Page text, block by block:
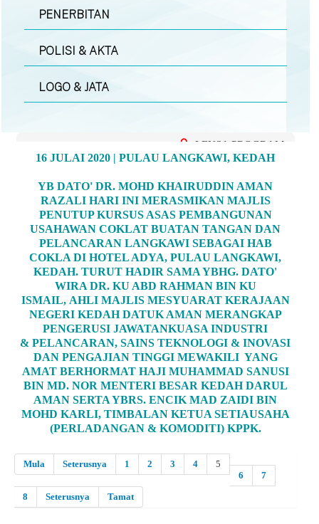
PENERBITAN
POLISI & AKTA
LOGO & JATA
LENSA PROGRAM
16 JULAI 2020 | PULAU LANGKAWI, KEDAH
YB DATO' DR. MOHD KHAIRUDDIN AMAN
RAZALI HARI INI MERASMIKAN MAJLIS
PENUTUP KURSUS ASAS PEMBANGUNAN
USAHAWAN COKLAT BUATAN TANGAN DAN
PELANCARAN LANGKAWI SEBAGAI HAB
COKLA DI HOTEL ADYA, PULAU LANGKAWI,
KEDAH. TURUT HADIR SAMA YBHG. DATO'
WIRA DR. KU ABD RAHMAN BIN KU
ISMAIL, AHLI MAJLIS MESYUARAT KERAJAAN
NEGERI KEDAH DATUK AMAN MERANGKAP
PENGERUSI JAWATANKUASA INDUSTRI
& PELANCARAN, SAINS TEKNOLOGI & INOVASI
DAN PENGAJIAN TINGGI MEWAKILI YANG
AMAT BERHORMAT HAJI MUHAMMAD SANUSI
BIN MD. NOR MENTERI BESAR KEDAH DARUL
AMAN SERTA YBRS. ENCIK MAD ZAIDI BIN
MOHD KARLI, TIMBALAN KETUA SETIAUSAHA
(PERLADANGAN & KOMODITI) KPPK.
Mula Seterusnya 1 2 3 4
5
6
7
8
Seterusnya Tamat